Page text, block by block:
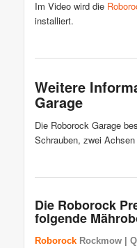
Im Video wird die
installiert.
Weitere
Garage
Die Roborock Garage
Schrauben, zwei
Die Roborock
folgende
Roborock Rockmow |